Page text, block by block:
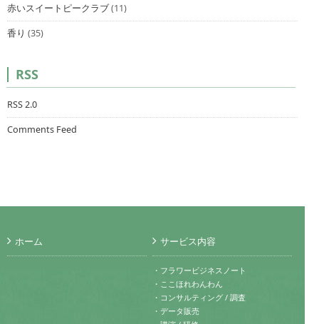
赤いスイートピークラブ(11)
香り (35)
RSS
RSS 2.0
Comments Feed
ホーム サービス内容
・フラワービジネスノート
・ここほれわんわん
・コンサルティング / 調査
・データ販売